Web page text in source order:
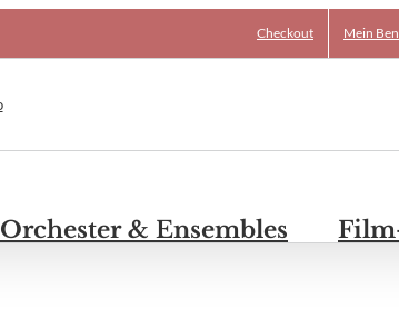
Checkout Mein
Orchester & Ensembles